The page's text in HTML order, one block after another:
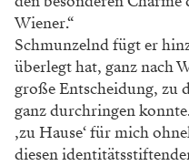
Wiener.“
Schmunzelnd fügt er
überlegt hat, ganz nach
große Entscheidung, zu
ganz durchringen
‚zu Hause‘ für mich
diesen